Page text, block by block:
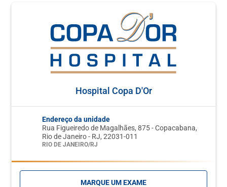
Hospital Copa D'Or
Endereço da unidade
Rua Figueiredo de Magalhães, 875 - Copacabana,
Rio de Janeiro - RJ, 22031-011
RIO DE JANEIRO/RJ
MARQUE UM EXAME